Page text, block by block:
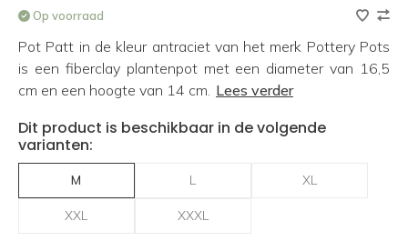
Op voorraad
Pot Patt in de kleur antraciet van het merk Pottery Pots
is een fiberclay plantenpot met een diameter van 16,5
cm en een hoogte van 14 cm. Lees verder
Dit product is beschikbaar in de volgende
varianten:
M L XL
XXL XXXL